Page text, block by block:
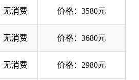
无消费 价格：3580元
无消费 价格：3680元
无消费 价格：2980元